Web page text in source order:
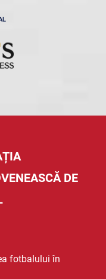
DE
fotbalului în